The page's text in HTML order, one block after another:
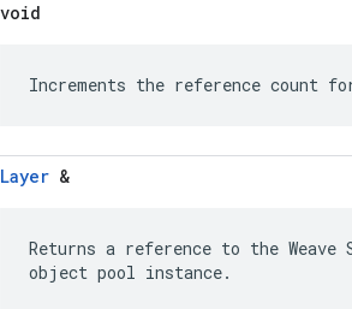
void
Increments the reference count
Layer &
Returns a reference to the
object pool instance.